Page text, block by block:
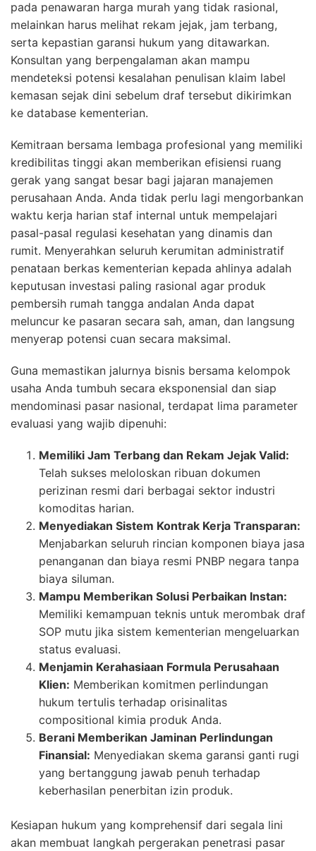
pada penawaran harga murah yang tidak rasional,
melainkan harus melihat rekam jejak, jam terbang,
serta kepastian garansi hukum yang ditawarkan.
Konsultan yang berpengalaman akan mampu
mendeteksi potensi kesalahan penulisan klaim label
kemasan sejak dini sebelum draf tersebut dikirimkan
ke database kementerian.
Kemitraan bersama lembaga profesional yang memiliki
kredibilitas tinggi akan memberikan efisiensi ruang
gerak yang sangat besar bagi jajaran manajemen
perusahaan Anda. Anda tidak perlu lagi mengorbankan
waktu kerja harian staf internal untuk mempelajari
pasal-pasal regulasi kesehatan yang dinamis dan
rumit. Menyerahkan seluruh kerumitan administratif
penataan berkas kementerian kepada ahlinya adalah
keputusan investasi paling rasional agar produk
pembersih rumah tangga andalan Anda dapat
meluncur ke pasaran secara sah, aman, dan langsung
menyerap potensi cuan secara maksimal.
Guna memastikan jalurnya bisnis bersama kelompok
usaha Anda tumbuh secara eksponensial dan siap
mendominasi pasar nasional, terdapat lima parameter
evaluasi yang wajib dipenuhi:
Memiliki Jam Terbang dan Rekam Jejak Valid:
Telah sukses meloloskan ribuan dokumen
perizinan resmi dari berbagai sektor industri
komoditas harian.
Menyediakan Sistem Kontrak Kerja Transparan:
Menjabarkan seluruh rincian komponen biaya jasa
penanganan dan biaya resmi PNBP negara tanpa
biaya siluman.
Mampu Memberikan Solusi Perbaikan Instan:
Memiliki kemampuan teknis untuk merombak draf
SOP mutu jika sistem kementerian mengeluarkan
status evaluasi.
Menjamin Kerahasiaan Formula Perusahaan
Klien: Memberikan komitmen perlindungan
hukum tertulis terhadap orisinalitas
compositional kimia produk Anda.
Berani Memberikan Jaminan Perlindungan
Finansial: Menyediakan skema garansi ganti rugi
yang bertanggung jawab penuh terhadap
keberhasilan penerbitan izin produk.
Kesiapan hukum yang komprehensif dari segala lini
akan membuat langkah pergerakan penetrasi pasar